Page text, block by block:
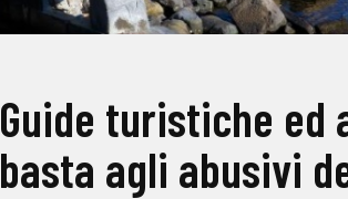
Guide turistiche ed
basta agli abusivi